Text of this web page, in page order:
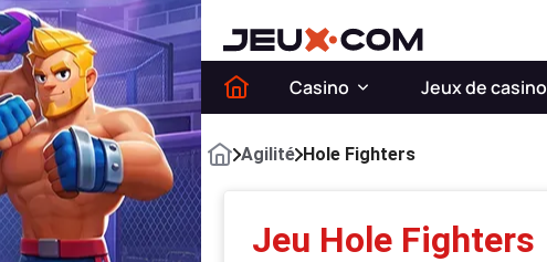
Casino Jeux de casino
Agilité Hole Fighters
Jeu Hole Fighters